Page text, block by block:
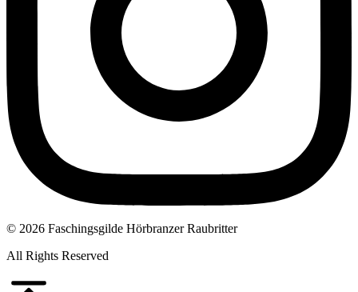
© 2026 Faschingsgilde Hörbranzer Raubritter
All Rights Reserved